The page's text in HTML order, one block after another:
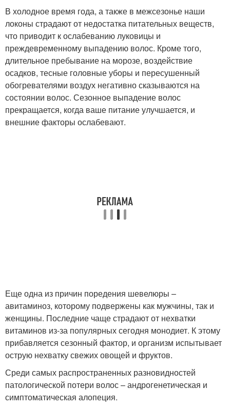
В холодное время года, а также в межсезонье наши
локоны страдают от недостатка питательных веществ,
что приводит к ослабеванию луковицы и
преждевременному выпадению волос. Кроме того,
длительное пребывание на морозе, воздействие
осадков, тесные головные уборы и пересушенный
обогревателями воздух негативно сказываются на
состоянии волос. Сезонное выпадение волос
прекращается, когда ваше питание улучшается, и
внешние факторы ослабевают.
Еще одна из причин поредения шевелюры –
авитаминоз, которому подвержены как мужчины, так и
женщины. Последние чаще страдают от нехватки
витаминов из-за популярных сегодня монодиет. К этому
прибавляется сезонный фактор, и организм испытывает
острую нехватку свежих овощей и фруктов.
Среди самых распространенных разновидностей
патологической потери волос – андрогенетическая и
симптоматическая алопеция.